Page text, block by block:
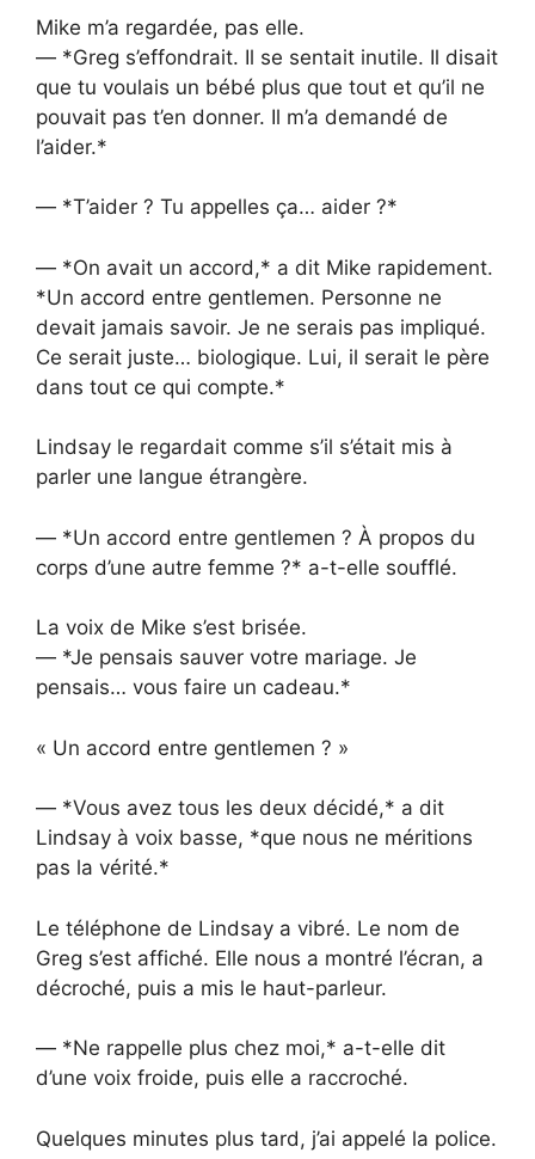
Mike m’a regardée, pas elle.
— *Greg s’effondrait. Il se sentait inutile. Il disait
que tu voulais un bébé plus que tout et qu’il ne
pouvait pas t’en donner. Il m’a demandé de
l’aider.*
— *T’aider ? Tu appelles ça… aider ?*
— *On avait un accord,* a dit Mike rapidement.
*Un accord entre gentlemen. Personne ne
devait jamais savoir. Je ne serais pas impliqué.
Ce serait juste… biologique. Lui, il serait le père
dans tout ce qui compte.*
Lindsay le regardait comme s’il s’était mis à
parler une langue étrangère.
— *Un accord entre gentlemen ? À propos du
corps d’une autre femme ?* a-t-elle soufflé.
La voix de Mike s’est brisée.
— *Je pensais sauver votre mariage. Je
pensais… vous faire un cadeau.*
« Un accord entre gentlemen ? »
— *Vous avez tous les deux décidé,* a dit
Lindsay à voix basse, *que nous ne méritions
pas la vérité.*
Le téléphone de Lindsay a vibré. Le nom de
Greg s’est affiché. Elle nous a montré l’écran, a
décroché, puis a mis le haut-parleur.
— *Ne rappelle plus chez moi,* a-t-elle dit
d’une voix froide, puis elle a raccroché.
Quelques minutes plus tard, j’ai appelé la police.